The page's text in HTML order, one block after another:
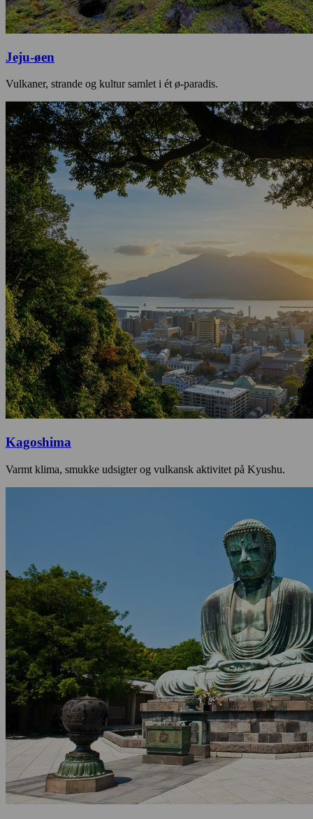
Jeju-øen
Vulkaner, strande og kultur samlet i ét ø-paradis.
Kagoshima
Varmt klima, smukke udsigter og vulkansk aktivitet på Kyushu.